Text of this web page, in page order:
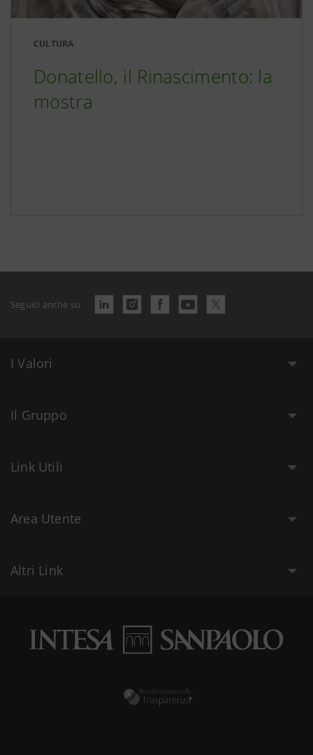
CULTURA
Donatello, il Rinascimento: la
mostra
Seguici anche su
I Valori
Il Gruppo
Link Utili
Area Utente
Altri Link